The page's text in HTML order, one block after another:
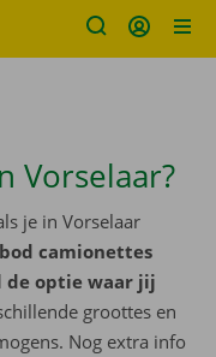
Vorselaar?
je in Vorselaar
camionettes
de optie waar jij
groottes en
Nog extra info